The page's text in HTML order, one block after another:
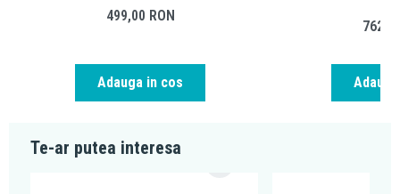
499,00 RON
Adauga in cos
Te-ar putea interesa